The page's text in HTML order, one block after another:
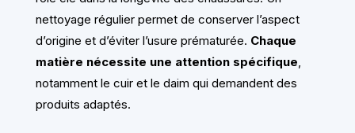
nettoyage régulier permet de conserver l’aspect
d’origine et d’éviter l’usure prématurée. Chaque
matière nécessite une attention spécifique,
notamment le cuir et le daim qui demandent des
produits adaptés.